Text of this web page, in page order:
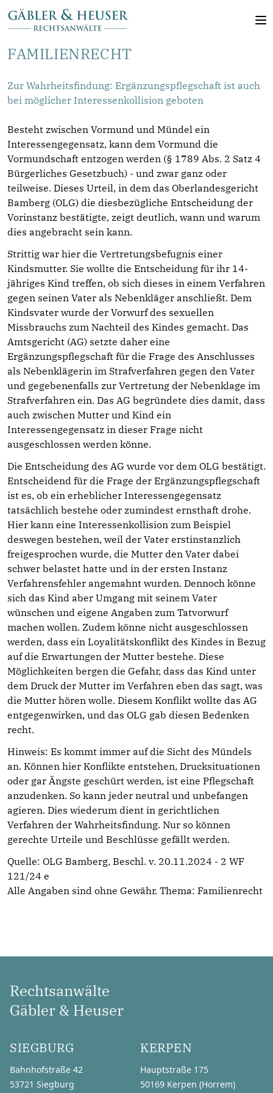
FAMILIENRECHT
Zur Wahrheitsfindung: Ergänzungspflegschaft ist auch
bei möglicher Interessenkollision geboten
Besteht zwischen Vormund und Mündel ein
Interessengegensatz, kann dem Vormund die
Vormundschaft entzogen werden (§ 1789 Abs. 2 Satz 4
Bürgerliches Gesetzbuch) - und zwar ganz oder
teilweise. Dieses Urteil, in dem das Oberlandesgericht
Bamberg (OLG) die diesbezügliche Entscheidung der
Vorinstanz bestätigte, zeigt deutlich, wann und warum
dies angebracht sein kann.
Strittig war hier die Vertretungsbefugnis einer
Kindsmutter. Sie wollte die Entscheidung für ihr 14-
jähriges Kind treffen, ob sich dieses in einem Verfahren
gegen seinen Vater als Nebenkläger anschließt. Dem
Kindsvater wurde der Vorwurf des sexuellen
Missbrauchs zum Nachteil des Kindes gemacht. Das
Amtsgericht (AG) setzte daher eine
Ergänzungspflegschaft für die Frage des Anschlusses
als Nebenklägerin im Strafverfahren gegen den Vater
und gegebenenfalls zur Vertretung der Nebenklage im
Strafverfahren ein. Das AG begründete dies damit, dass
auch zwischen Mutter und Kind ein
Interessengegensatz in dieser Frage nicht
ausgeschlossen werden könne.
Die Entscheidung des AG wurde vor dem OLG bestätigt.
Entscheidend für die Frage der Ergänzungspflegschaft
ist es, ob ein erheblicher Interessengegensatz
tatsächlich bestehe oder zumindest ernsthaft drohe.
Hier kann eine Interessenkollision zum Beispiel
deswegen bestehen, weil der Vater erstinstanzlich
freigesprochen wurde, die Mutter den Vater dabei
schwer belastet hatte und in der ersten Instanz
Verfahrensfehler angemahnt wurden. Dennoch könne
sich das Kind aber Umgang mit seinem Vater
wünschen und eigene Angaben zum Tatvorwurf
machen wollen. Zudem könne nicht ausgeschlossen
werden, dass ein Loyalitätskonflikt des Kindes in Bezug
auf die Erwartungen der Mutter bestehe. Diese
Möglichkeiten bergen die Gefahr, dass das Kind unter
dem Druck der Mutter im Verfahren eben das sagt, was
die Mutter hören wolle. Diesem Konflikt wollte das AG
entgegenwirken, und das OLG gab diesen Bedenken
recht.
Hinweis: Es kommt immer auf die Sicht des Mündels
an. Können hier Konflikte entstehen, Drucksituationen
oder gar Ängste geschürt werden, ist eine Pflegschaft
anzudenken. So kann jeder neutral und unbefangen
agieren. Dies wiederum dient in gerichtlichen
Verfahren der Wahrheitsfindung. Nur so können
gerechte Urteile und Beschlüsse gefällt werden.
Quelle: OLG Bamberg, Beschl. v. 20.11.2024 - 2 WF
121/24 e
Alle Angaben sind ohne Gewähr. Thema: Familienrecht
Rechtsanwälte
Gäbler & Heuser
SIEGBURG
Bahnhofstraße 42
53721 Siegburg
KERPEN
Hauptstraße 175
50169 Kerpen (Horrem)